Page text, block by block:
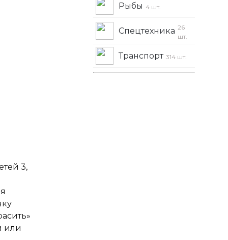
3,
или
Рыбы 4 шт.
Спецтехника 26
шт.
Транспорт 314 шт.